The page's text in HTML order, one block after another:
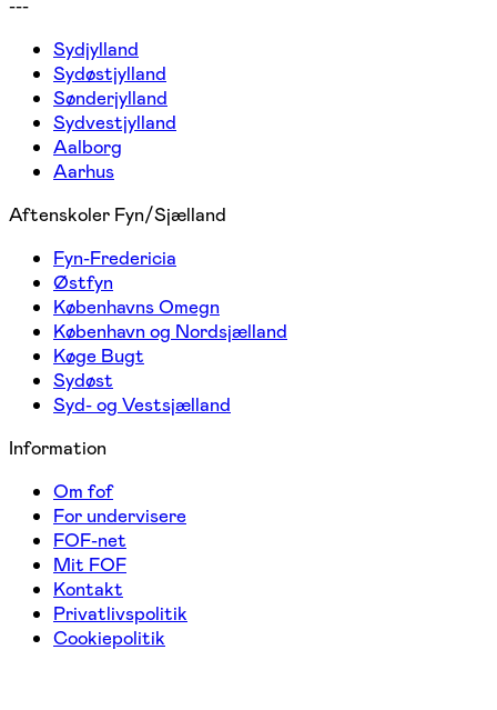
---
Sydjylland
Sydøstjylland
Sønderjylland
Sydvestjylland
Aalborg
Aarhus
Aftenskoler Fyn/Sjælland
Fyn-Fredericia
Østfyn
Københavns Omegn
København og Nordsjælland
Køge Bugt
Sydøst
Syd- og Vestsjælland
Information
Om fof
For undervisere
FOF-net
Mit FOF
Kontakt
Privatlivspolitik
Cookiepolitik